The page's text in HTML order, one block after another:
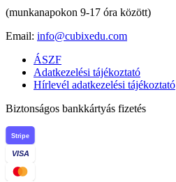
(munkanapokon 9-17 óra között)
Email: info@cubixedu.com
ÁSZF
Adatkezelési tájékoztató
Hírlevél adatkezelési tájékoztató
Biztonságos bankkártyás fizetés
Stripe
VISA